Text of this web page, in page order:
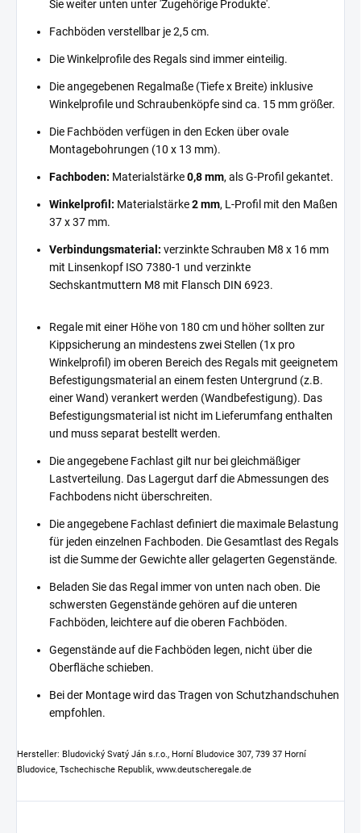
Sie weiter unten unter 'Zugehörige Produkte'.
Fachböden verstellbar je 2,5 cm.
Die Winkelprofile des Regals sind immer einteilig.
Die angegebenen Regalmaße (Tiefe x Breite) inklusive
Winkelprofile und Schraubenköpfe sind ca. 15 mm größer.
Die Fachböden verfügen in den Ecken über ovale
Montagebohrungen (10 x 13 mm).
Fachboden: Materialstärke0,8 mm, als G-Profil gekantet.
Winkelprofil: Materialstärke2 mm, L-Profil mit den Maßen
37 x 37 mm.
Verbindungsmaterial: verzinkte Schrauben M8 x 16 mm
mit Linsenkopf ISO 7380-1 und verzinkte
Sechskantmuttern M8 mit Flansch DIN 6923.
Regale mit einer Höhe von 180 cm und höher sollten zur
Kippsicherung an mindestens zwei Stellen (1x pro
Winkelprofil) im oberen Bereich des Regals mit geeignetem
Befestigungsmaterial an einem festen Untergrund (z.B.
einer Wand) verankert werden (Wandbefestigung). Das
Befestigungsmaterial ist nicht im Lieferumfang enthalten
und muss separat bestellt werden.
Die angegebene Fachlast gilt nur bei gleichmäßiger
Lastverteilung. Das Lagergut darf die Abmessungen des
Fachbodens nicht überschreiten.
Die angegebene Fachlast definiert die maximale Belastung
für jeden einzelnen Fachboden. Die Gesamtlast des Regals
ist die Summe der Gewichte aller gelagerten Gegenstände.
Beladen Sie das Regal immer von unten nach oben. Die
schwersten Gegenstände gehören auf die unteren
Fachböden, leichtere auf die oberen Fachböden.
Gegenstände auf die Fachböden legen, nicht über die
Oberfläche schieben.
Bei der Montage wird das Tragen von Schutzhandschuhen
empfohlen.
Hersteller: Bludovický Svatý Ján s.r.o., Horní Bludovice 307, 739 37 Horní
Bludovice, Tschechische Republik, www.deutscheregale.de